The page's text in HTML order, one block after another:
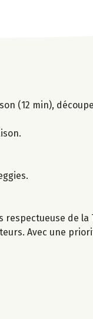
(12 min),
de la
Avec une